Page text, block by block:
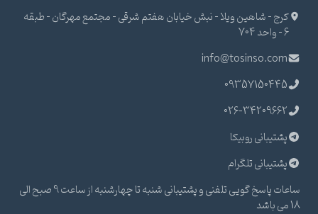
کرج - شاهین ویلا - نبش خیابان هفتم شرقی - مجتمع مهرگان - طبقه
6 - واحد 704
info@tosinso.com
09357150445
026-34209662
پشتیبانی روبیکا
پشتیبانی تلگرام
ساعات پاسخ گویی تلفنی و پشتیبانی شنبه تا چهارشنبه از ساعت 9 صبح الی
18 می باشد